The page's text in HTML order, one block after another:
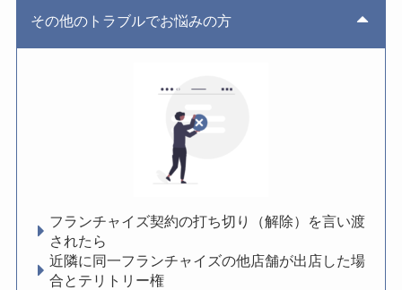
その他のトラブルでお悩みの方
フランチャイズ契約の打ち切り（解除）を言い渡
されたら
近隣に同一フランチャイズの他店舗が出店した場
合とテリトリー権